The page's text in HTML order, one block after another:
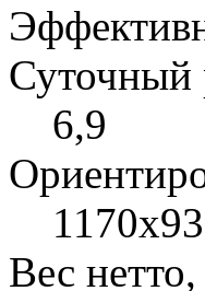
Суточный
6,9
Вес нетто,